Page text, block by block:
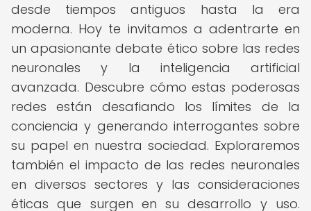
desde tiempos antiguos hasta la era
moderna. Hoy te invitamos a adentrarte en
un apasionante debate ético sobre las redes
neuronales y la inteligencia artificial
avanzada. Descubre cómo estas poderosas
redes están desafiando los límites de la
conciencia y generando interrogantes sobre
su papel en nuestra sociedad. Exploraremos
también el impacto de las redes neuronales
en diversos sectores y las consideraciones
éticas que surgen en su desarrollo y uso.